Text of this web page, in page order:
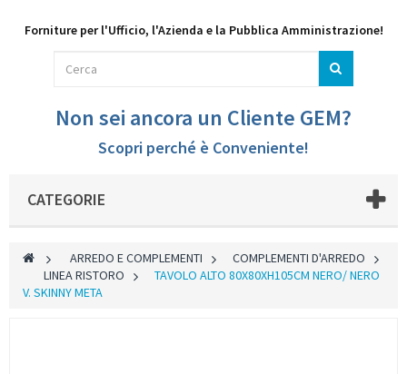
Forniture per l'Ufficio, l'Azienda e la Pubblica Amministrazione!
Non sei ancora un Cliente GEM?
Scopri perché è Conveniente!
CATEGORIE
> ARREDO E COMPLEMENTI >
COMPLEMENTI D'ARREDO
LINEA RISTORO >
TAVOLO ALTO 80X80XH105CM NERO/ NERO
V. SKINNY META